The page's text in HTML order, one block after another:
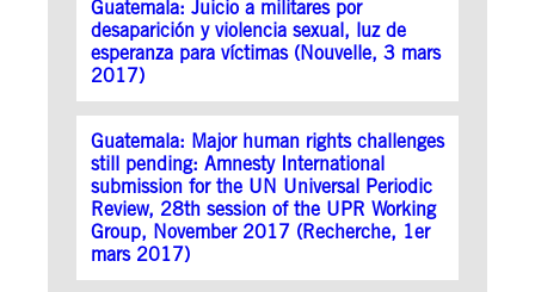
Guatemala: Juicio a militares por
desaparición y violencia sexual, luz de
esperanza para víctimas (Nouvelle, 3 mars
2017)
Guatemala: Major human rights challenges
still pending: Amnesty International
submission for the UN Universal Periodic
Review, 28th session of the UPR Working
Group, November 2017 (Recherche, 1er
mars 2017)